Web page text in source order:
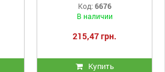
Код: 6676
В наличии
215,47 грн.
Купить